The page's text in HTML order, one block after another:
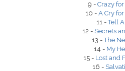
9 - Crazy
10 - A Cry
11 -Tell
12 - Secrets
13 -The
14 - My
15 - Lost and
16 -